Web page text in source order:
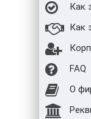
Как
Как
FAQ
О